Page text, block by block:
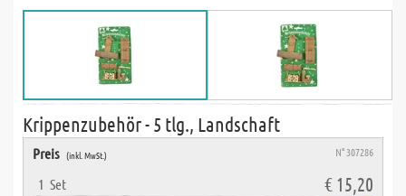
Krippenzubehör - 5 tlg., Landschaft
Preis (inkl. MwSt.) N° 307286
1 Set € 15,20